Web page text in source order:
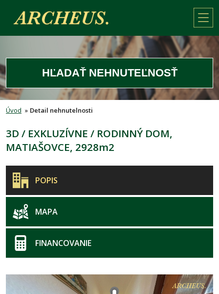
HĽADAŤ NEHNUTEĽNOSŤ
Úvod » Detail nehnutelnosti
3D / EXKLUZÍVNE / RODINNÝ DOM,
MATIAŠOVCE, 2928m2
POPIS
MAPA
FINANCOVANIE